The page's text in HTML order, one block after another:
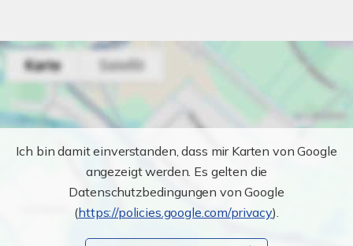
Ich bin damit einverstanden, dass mir Karten von Google
angezeigt werden. Es gelten die
Datenschutzbedingungen von Google
(https://policies.google.com/privacy).